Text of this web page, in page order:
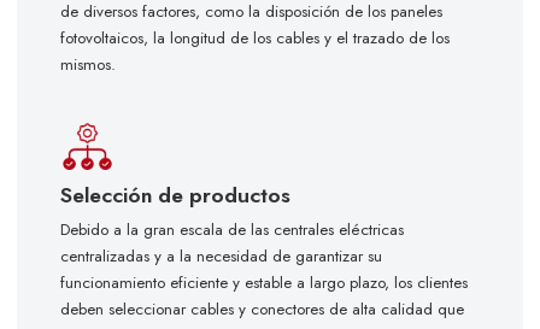
de diversos factores, como la disposición de los paneles
fotovoltaicos, la longitud de los cables y el trazado de los
mismos.
Selección de productos
Debido a la gran escala de las centrales eléctricas
centralizadas y a la necesidad de garantizar su
funcionamiento eficiente y estable a largo plazo, los clientes
deben seleccionar cables y conectores de alta calidad que